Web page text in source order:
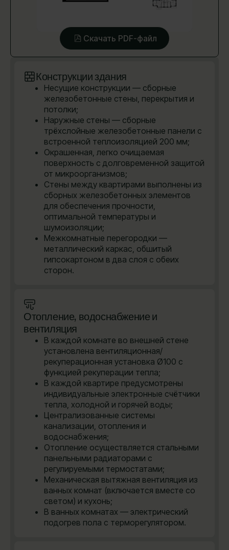
Скачать PDF-файл
Конструкции здания
Несущие конструкции — сборные
железобетонные стены, перекрытия и
потолки;
Наружные стены — сборные
трёхслойные железобетонные панели с
встроенной теплоизоляцией 200 мм;
Окрашенная, легко очищаемая
поверхность с долговременной защитой
от микроорганизмов;
Стены между квартирами выполнены из
сборных железобетонных элементов
для обеспечения прочности,
оптимальной температуры и
шумоизоляции;
Межкомнатные перегородки —
металлический каркас, обшитый
гипсокартоном в два слоя с обеих
сторон.
Отопление, водоснабжение и
вентиляция
В каждой комнате во внешней стене
установлена вентиляционная/
рекуперационная установка Ø100 с
функцией рекуперации тепла;
В каждой квартире предусмотрены
индивидуальные электронные счётчики
тепла, холодной и горячей воды;
Централизованные системы
канализации, отопления и
водоснабжения;
Отопление осуществляется стальными
панельными радиаторами с
регулируемыми термостатами;
Механическая вытяжная вентиляция из
ванных комнат (включается вместе со
светом) и кухонь;
В ванных комнатах — электрический
подогрев пола с терморегулятором.